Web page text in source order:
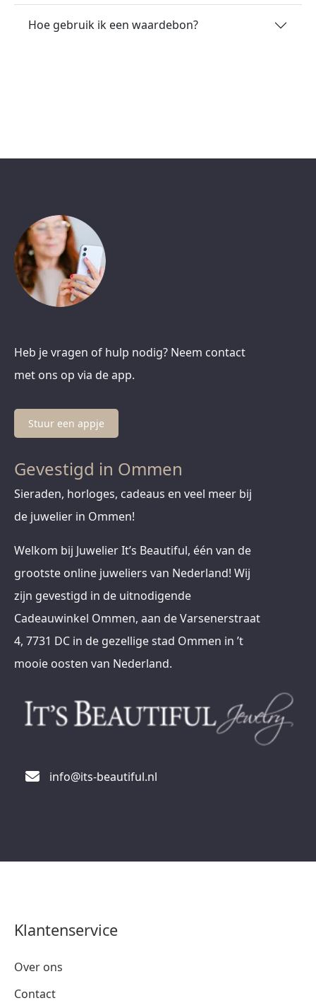
Hoe gebruik ik een waardebon?
Heb je vragen of hulp nodig? Neem contact
met ons op via de app.
Stuur een appje
Gevestigd in Ommen
Sieraden, horloges, cadeaus en veel meer bij
de juwelier in Ommen!
Welkom bij Juwelier It’s Beautiful, één van de
grootste online juweliers van Nederland! Wij
zijn gevestigd in de uitnodigende
Cadeauwinkel Ommen, aan de Varsenerstraat
4, 7731 DC in de gezellige stad Ommen in ’t
mooie oosten van Nederland.
info@its-beautiful.nl
Klantenservice
Over ons
Contact